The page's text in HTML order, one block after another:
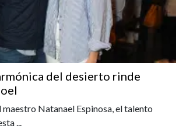
del desierto rinde
Natanael Espinosa, el talento